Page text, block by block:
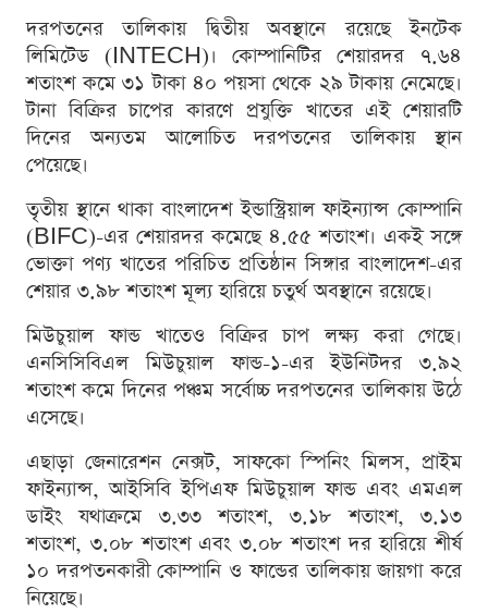
দরপতনের তালিকায় দ্বিতীয় অবস্থানে রয়েছে ইনটেক
লিমিটেড (INTECH)। কোম্পানিটির শেয়ারদর ৭.৬৪
শতাংশ কমে ৩১ টাকা ৪০ পয়সা থেকে ২৯ টাকায় নেমেছে।
টানা বিক্রির চাপের কারণে প্রযুক্তি খাতের এই শেয়ারটি
দিনের অন্যতম আলোচিত দরপতনের তালিকায় স্থান
পেয়েছে।
তৃতীয় স্থানে থাকা বাংলাদেশ ইন্ডাস্ট্রিয়াল ফাইন্যান্স কোম্পানি
(BIFC)-এর শেয়ারদর কমেছে ৪.৫৫ শতাংশ। একই সঙ্গে
ভোক্তা পণ্য খাতের পরিচিত প্রতিষ্ঠান সিঙ্গার বাংলাদেশ-এর
শেয়ার ৩.৯৮ শতাংশ মূল্য হারিয়ে চতুর্থ অবস্থানে রয়েছে।
মিউচুয়াল ফান্ড খাতেও বিক্রির চাপ লক্ষ্য করা গেছে।
এনসিসিবিএল মিউচুয়াল ফান্ড-১-এর ইউনিটদর ৩.৯২
শতাংশ কমে দিনের পঞ্চম সর্বোচ্চ দরপতনের তালিকায় উঠে
এসেছে।
এছাড়া জেনারেশন নেক্সট, সাফকো স্পিনিং মিলস, প্রাইম
ফাইন্যান্স, আইসিবি ইপিএফ মিউচুয়াল ফান্ড এবং এমএল
ডাইং যথাক্রমে ৩.৩৩ শতাংশ, ৩.১৮ শতাংশ, ৩.১৩
শতাংশ, ৩.০৮ শতাংশ এবং ৩.০৮ শতাংশ দর হারিয়ে শীর্ষ
১০ দরপতনকারী কোম্পানি ও ফান্ডের তালিকায় জায়গা করে
নিয়েছে।